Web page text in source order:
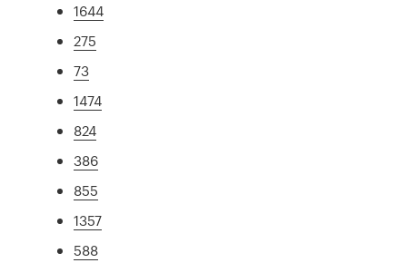
1644
275
73
1474
824
386
855
1357
588